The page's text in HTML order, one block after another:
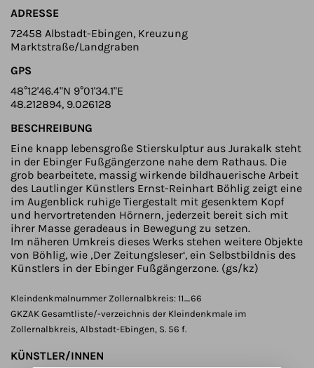
ADRESSE
72458 Albstadt-Ebingen, Kreuzung
Marktstraße/Landgraben
GPS
48°12'46.4"N 9°01'34.1"E
48.212894, 9.026128
BESCHREIBUNG
Eine knapp lebensgroße Stierskulptur aus Jurakalk steht
in der Ebinger Fußgängerzone nahe dem Rathaus. Die
grob bearbeitete, massig wirkende bildhauerische Arbeit
des Lautlinger Künstlers Ernst-Reinhart Böhlig zeigt eine
im Augenblick ruhige Tiergestalt mit gesenktem Kopf
und hervortretenden Hörnern, jederzeit bereit sich mit
ihrer Masse geradeaus in Bewegung zu setzen.
Im näheren Umkreis dieses Werks stehen weitere Objekte
von Böhlig, wie ‚Der Zeitungsleser‘, ein Selbstbildnis des
Künstlers in der Ebinger Fußgängerzone. (gs/kz)
Kleindenkmalnummer Zollernalbkreis: 11_66
GKZAK Gesamtliste/-verzeichnis der Kleindenkmale im
Zollernalbkreis, Albstadt-Ebingen, S. 56 f.
KÜNSTLER/INNEN